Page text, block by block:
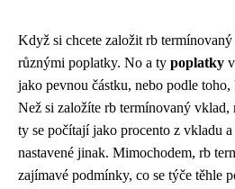
Když si chcete založit rb
různými poplatky. No a ty poplatky
jako pevnou částku, nebo podle
Než si založíte rb termínovaný vklad,
ty se počítají jako procento z vkladu a
nastavené jinak. Mimochodem, rb
zajímavé podmínky, co se týče těhle